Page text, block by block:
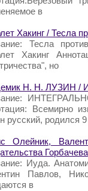
в
Хакинг / Тесла
Тесла
Хакинг
но
Н. Н. ЛУЗИН
Всемирно
русский, родился
Олейник,
Горбачева
Иуда.
Павлов,
в